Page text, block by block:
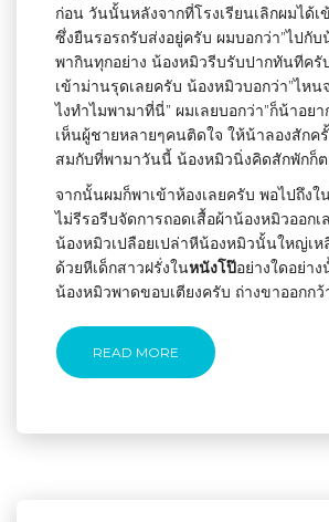
ก่อน วันนั้นหลังจากที่โรงเรียนเลิกผมได้เ
ซึ่งยืนรอรถรับส่งอยู่ครับ ผมบอกว่า”ไปกับ
พากินทุกอย่าง น้องหมิวรีบรับปากทันทีครั
เข้าม่านรุดเลยครับ น้องหมิวบอกว่า”ไหน
ไงทำไมพามาที่นี่” ผมเลยบอกว่า”ก็น้าอย
เห็นผู้ชายหลายๆคนติดใจ ให้น้าลองสักครั้
สมกับที่พามาวันนี้ น้องหมิวนิ่งคิดสักพักก็
จากนั้นผมก็พาเข้าห้องเลยครับ พอไปถึงใ
ไม่รีรอรีบจัดการถอดเสื้อผ้าน้องหมิวออกเ
น้องหมิวเปลือยเปล่าหีน้องหมิวนั้นใหญ่เห
ด้วยหีเด็กสาวฝรั่งในหนังโป๊อย่างใดอย่า
น้องหมิวพาดขอบเตียงครับ ถ่างขาออกกว้
READ MORE